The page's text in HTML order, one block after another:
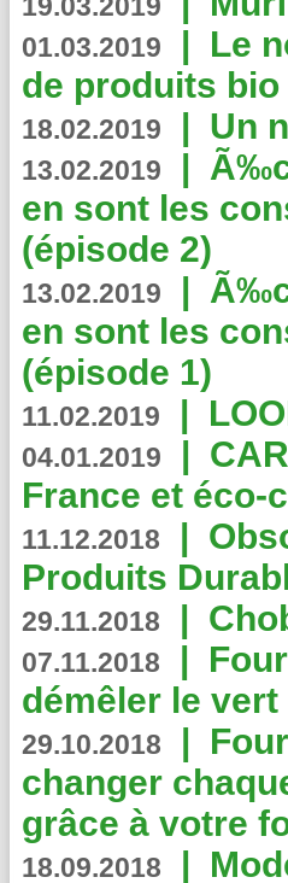
01.03.2019 | Le
de produits bio
18.02.2019 | Un
13.02.2019 |
en sont les
(épisode 2)
13.02.2019 |
en sont les
(épisode 1)
11.02.2019 |
04.01.2019 |
France et éco-
11.12.2018 |
Produits
29.11.2018 |
07.11.2018 |
démêler le
29.10.2018 |
changer
grâce à votre
18.09.2018 |